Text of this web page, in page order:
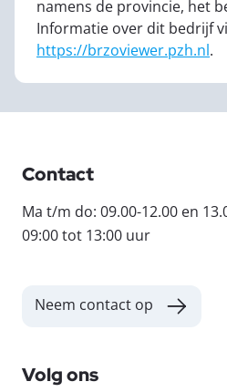
namens de provincie, het
Informatie over dit bedrijf
https://brzoviewer.pzh.nl.
Contact
Ma t/m do: 09.00-12.00 en
09:00 tot 13:00 uur
Neem contact op
Volg ons